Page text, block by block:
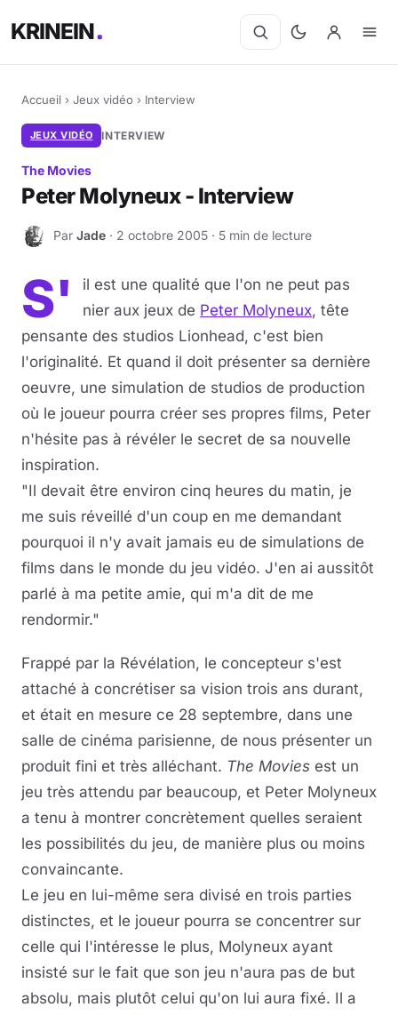
KRINEIN
Accueil › Jeux vidéo › Interview
JEUX VIDÉO INTERVIEW
The Movies
Peter Molyneux - Interview
J Par Jade · 2 octobre 2005 · 5 min de lecture
S'
il est une qualité que l'on ne peut pas
nier aux jeux de Peter Molyneux, tête
pensante des studios Lionhead, c'est bien
l'originalité. Et quand il doit présenter sa dernière
oeuvre, une simulation de studios de production
où le joueur pourra créer ses propres films, Peter
n'hésite pas à révéler le secret de sa nouvelle
inspiration.
"Il devait être environ cinq heures du matin, je
me suis réveillé d'un coup en me demandant
pourquoi il n'y avait jamais eu de simulations de
films dans le monde du jeu vidéo. J'en ai aussitôt
parlé à ma petite amie, qui m'a dit de me
rendormir."
Frappé par la Révélation, le concepteur s'est
attaché à concrétiser sa vision trois ans durant,
et était en mesure ce 28 septembre, dans une
salle de cinéma parisienne, de nous présenter un
produit fini et très alléchant. The Movies est un
jeu très attendu par beaucoup, et Peter Molyneux
a tenu à montrer concrètement quelles seraient
les possibilités du jeu, de manière plus ou moins
convaincante.
Le jeu en lui-même sera divisé en trois parties
distinctes, et le joueur pourra se concentrer sur
celle qui l'intéresse le plus, Molyneux ayant
insisté sur le fait que son jeu n'aura pas de but
absolu, mais plutôt celui qu'on lui aura fixé. Il a